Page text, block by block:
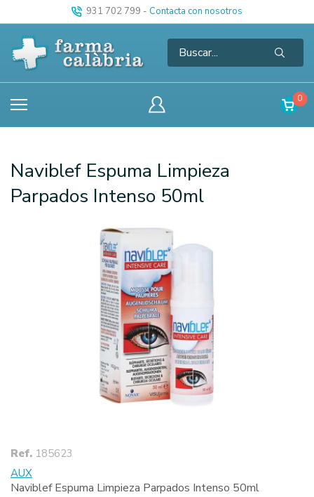
931 702 799 - Contacta con nosotros
0
Naviblef Espuma Limpieza
Parpados Intenso 50ml
Ref. 185623
AUX
Naviblef Espuma Limpieza Parpados Intenso 50ml